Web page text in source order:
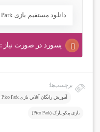
دانلود مستقیم بازی Pico Park برای کامپیوتر
پسورد در صورت نیاز :
برچسب‌ها:
آموزش رایگان آنلاین بازی Pico Park برای کامپیوتر
بازی پیکو پارک (Pico Park)